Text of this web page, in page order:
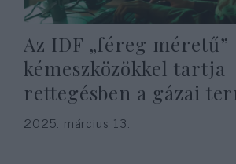
Az IDF „féreg méretű”
kémeszközökkel tartja
rettegésben a gázai
2025. március 13.